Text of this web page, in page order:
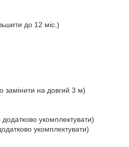
до 12 міс.)
на довгий 3 м)
укомплектувати)
укомплектувати)